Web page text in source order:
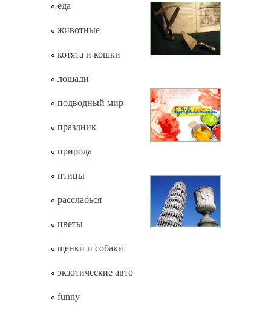
еда
животные
котята и кошки
лошади
подводный мир
праздник
природа
птицы
расслабься
цветы
щенки и собаки
экзотические авто
funny